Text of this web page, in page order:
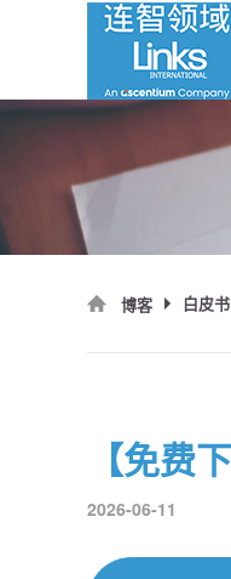
博客 白皮书
2026-06-11